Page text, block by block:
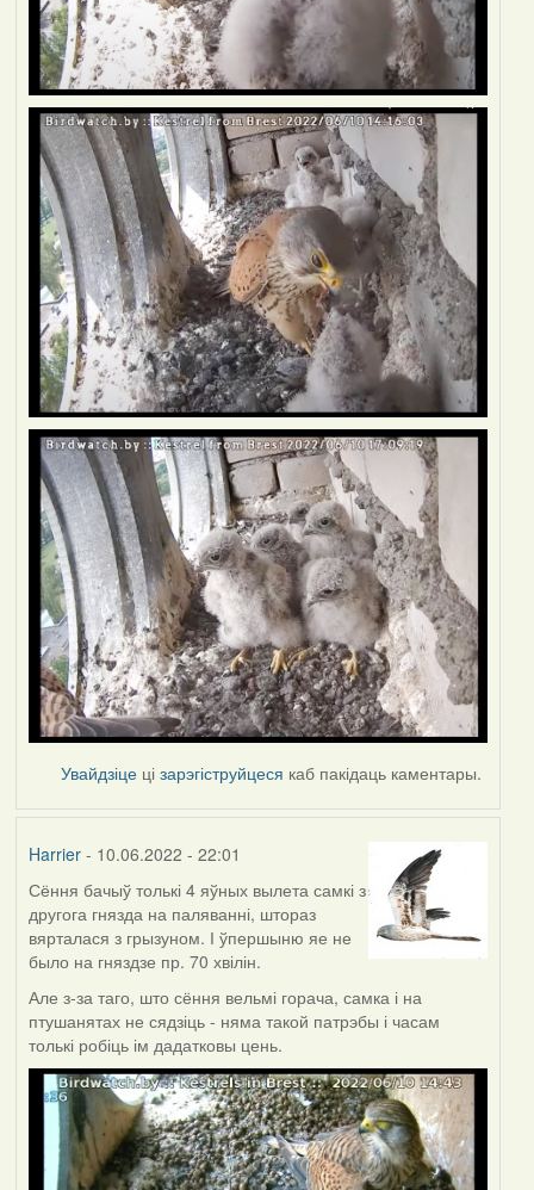
Увайдзіце цізарэгіструйцеся каб пакідаць каментары.
Harrier- 10.06.2022 - 22:01
Сёння бачыў толькі 4 яўных вылета самкі з
другога гнязда на паляванні, штораз
вярталася з грызуном. І ўпершыню яе не
было на гняздзе пр. 70 хвілін.
Але з-за таго, што сёння вельмі горача, самка і на
птушанятах не сядзіць - няма такой патрэбы і часам
толькі робіць ім дадатковы цень.